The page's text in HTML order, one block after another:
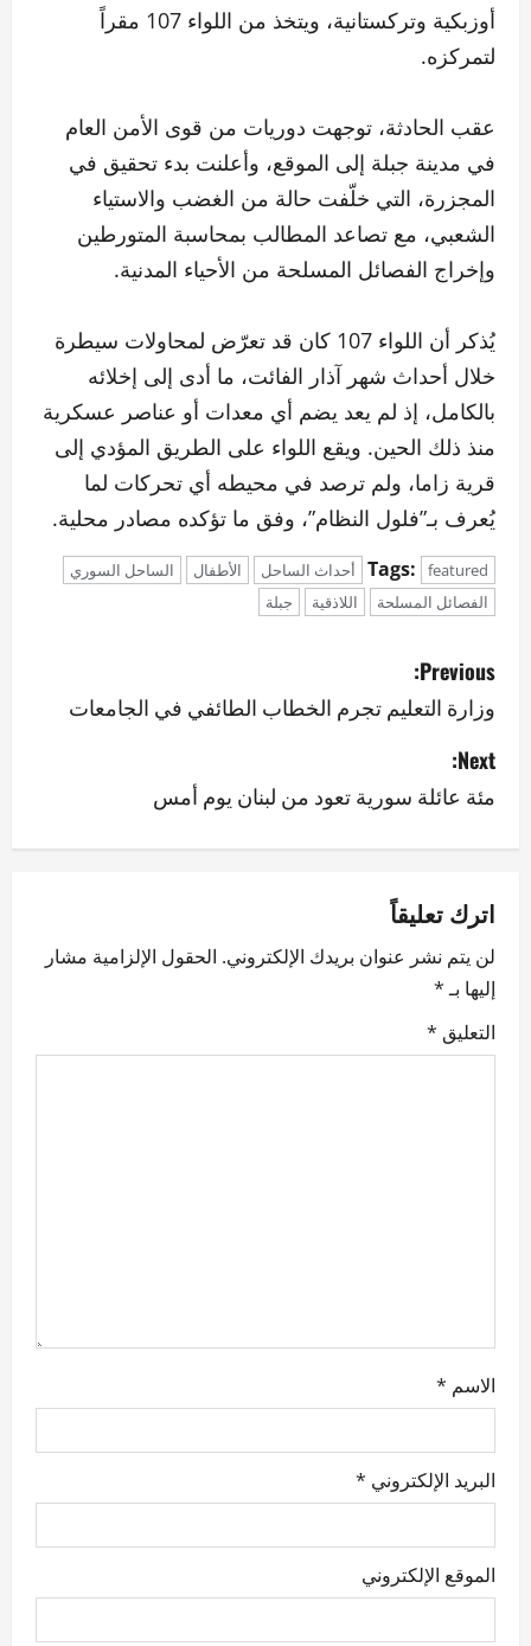
أوزبكية وتركستانية، ويتخذ من اللواء 107 مقراً
لتمركزه.
عقب الحادثة، توجهت دوريات من قوى الأمن العام
في مدينة جبلة إلى الموقع، وأعلنت بدء تحقيق في
المجزرة، التي خلّفت حالة من الغضب والاستياء
الشعبي، مع تصاعد المطالب بمحاسبة المتورطين
وإخراج الفصائل المسلحة من الأحياء المدنية.
يُذكر أن اللواء 107 كان قد تعرّض لمحاولات سيطرة
خلال أحداث شهر آذار الفائت، ما أدى إلى إخلائه
بالكامل، إذ لم يعد يضم أي معدات أو عناصر عسكرية
منذ ذلك الحين. ويقع اللواء على الطريق المؤدي إلى
قرية زاما، ولم ترصد في محيطه أي تحركات لما
يُعرف بـ”فلول النظام”، وفق ما تؤكده مصادر محلية.
Tags: featured أحداث الساحل الأطفال
الساحل السوري
الفصائل المسلحة
اللاذقية جبلة
P
o
s
t
n
a
v
i
g
Previous:
وزارة التعليم تجرم الخطاب الطائفي في الجامعات
Next:
مئة عائلة سورية تعود من لبنان يوم أمس
اترك تعليقاً
لن يتم نشر عنوان بريدك الإلكتروني. الحقول الإلزامية مشار
إليها بـ*
التعليق *
الاسم *
البريد الإلكتروني *
الموقع الإلكتروني